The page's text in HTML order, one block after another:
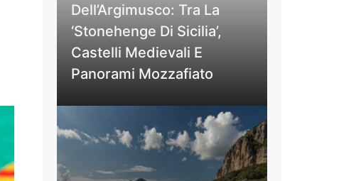
Dell’Argimusco: Tra La
‘Stonehenge Di Sicilia’,
Castelli Medievali E
Panorami Mozzafiato